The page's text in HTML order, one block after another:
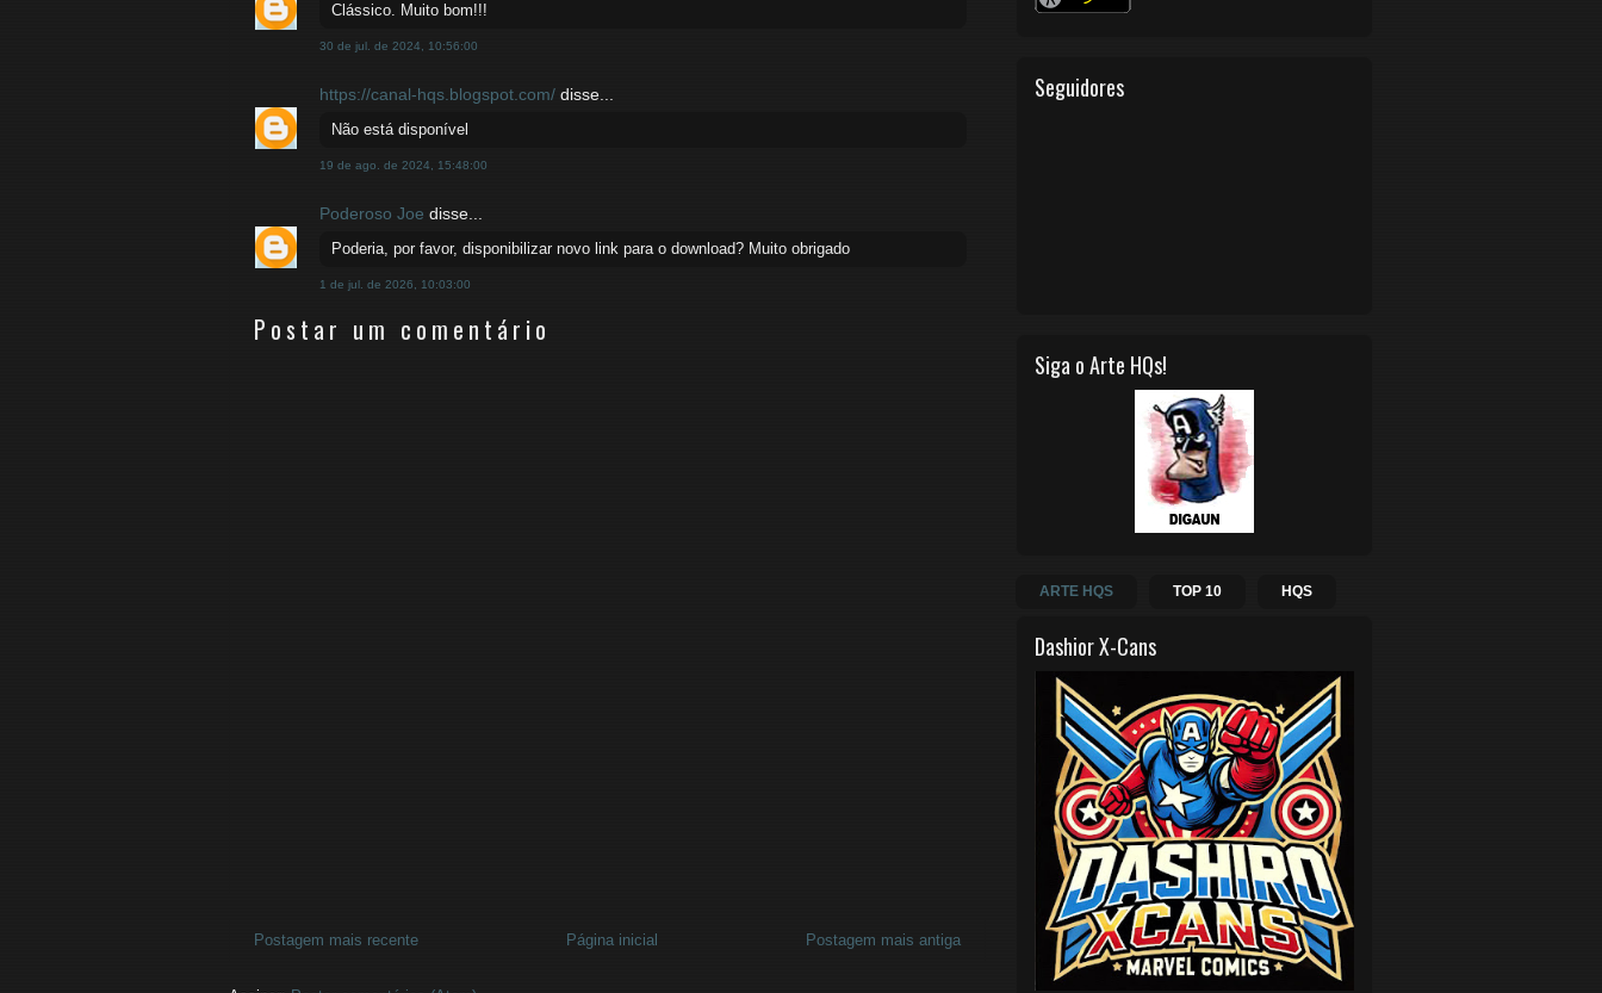
Clássico. Muito bom!!!
30 de jul. de 2024, 10:56:00
https://canal-hqs.blogspot.com/ disse...
Não está disponível
19 de ago. de 2024, 15:48:00
Poderoso Joe disse...
Poderia, por favor, disponibilizar novo link para o download? Muito obrigado
1 de jul. de 2026, 10:03:00
Postar um comentário
Postagem mais recente Postagem mais antiga
Página inicial
Seguidores
Siga o Arte HQs!
ARTE HQS TOP 10 HQS
Dashior X-Cans